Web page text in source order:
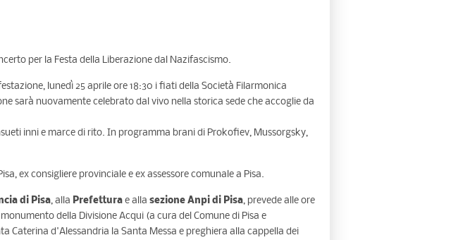
per la Festa della Liberazione dal Nazifascismo.
lunedì 25 aprile ore 18:30 i fiati della Società Filarmonica
sarà nuovamente celebrato dal vivo nella storica sede che accoglie da
inni e marce di rito. In programma brani di Prokofiev, Mussorgsky,
ex consigliere provinciale e ex assessore comunale a Pisa.
di Pisa, alla Prefettura e alla sezione Anpi di Pisa, prevede alle ore
della Divisione Acqui (a cura del Comune di Pisa e
Caterina d'Alessandria la Santa Messa e preghiera alla cappella dei